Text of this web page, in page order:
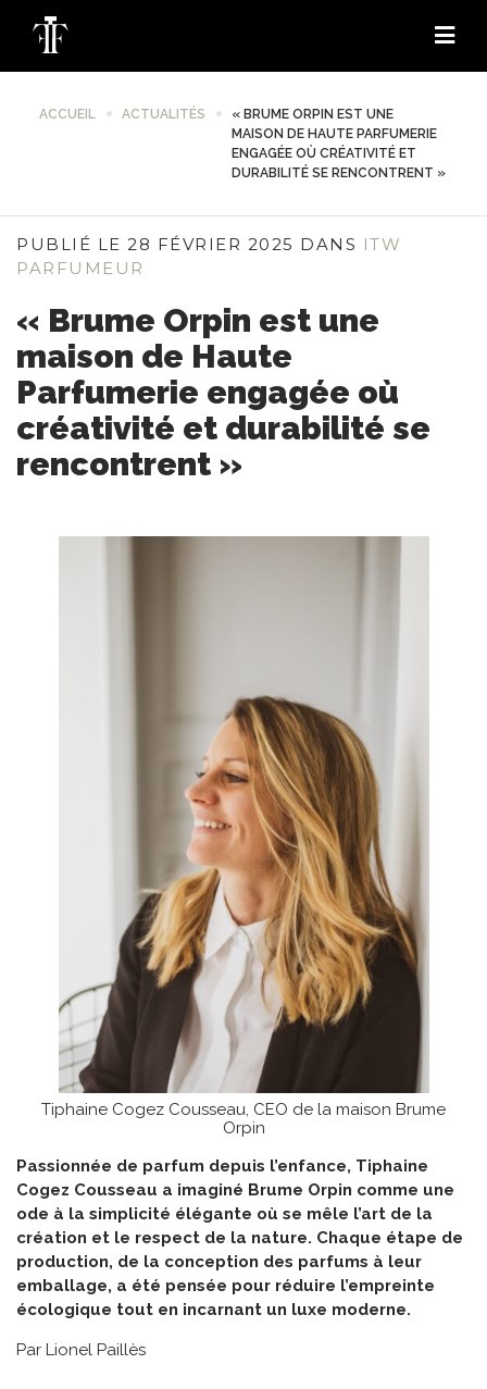
ACCUEIL ACTUALITÉS
« BRUME ORPIN EST UNE
MAISON DE HAUTE PARFUMERIE
ENGAGÉE OÙ CRÉATIVITÉ ET
DURABILITÉ SE RENCONTRENT »
PUBLIÉ LE 28 FÉVRIER 2025 DANS ITW
PARFUMEUR
« Brume Orpin est une
maison de Haute
Parfumerie engagée où
créativité et durabilité se
rencontrent »
Tiphaine Cogez Cousseau, CEO de la maison Brume
Orpin
Passionnée de parfum depuis l’enfance, Tiphaine
Cogez Cousseau a imaginé Brume Orpin comme une
ode à la simplicité élégante où se mêle l’art de la
création et le respect de la nature. Chaque étape de
production, de la conception des parfums à leur
emballage, a été pensée pour réduire l’empreinte
écologique tout en incarnant un luxe moderne.
Par Lionel Paillès